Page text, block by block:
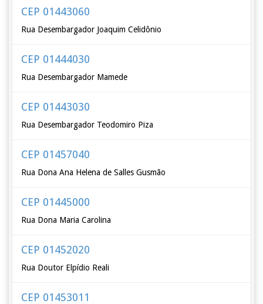
CEP 01443060
Rua Desembargador Joaquim Celidônio
CEP 01444030
Rua Desembargador Mamede
CEP 01443030
Rua Desembargador Teodomiro Piza
CEP 01457040
Rua Dona Ana Helena de Salles Gusmão
CEP 01445000
Rua Dona Maria Carolina
CEP 01452020
Rua Doutor Elpídio Reali
CEP 01453011